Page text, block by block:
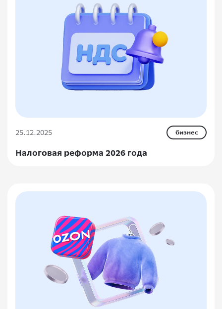
25.12.2025 бизнес
Налоговая реформа 2026 года